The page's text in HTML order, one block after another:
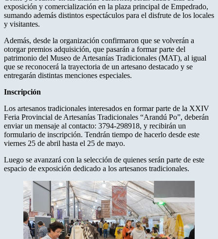
exposición y comercialización en la plaza principal de Empedrado,
sumando además distintos espectáculos para el disfrute de los locales
y visitantes.
Además, desde la organización confirmaron que se volverán a
otorgar premios adquisición, que pasarán a formar parte del
patrimonio del Museo de Artesanías Tradicionales (MAT), al igual
que se reconocerá la trayectoria de un artesano destacado y se
entregarán distintas menciones especiales.
Inscripción
Los artesanos tradicionales interesados en formar parte de la XXIV
Feria Provincial de Artesanías Tradicionales “Arandú Po”, deberán
enviar un mensaje al contacto: 3794-298918, y recibirán un
formulario de inscripción. Tendrán tiempo de hacerlo desde este
viernes 25 de abril hasta el 25 de mayo.
Luego se avanzará con la selección de quienes serán parte de este
espacio de exposición dedicado a los artesanos tradicionales.